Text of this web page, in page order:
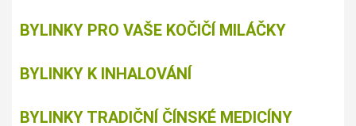
BYLINKY PRO VAŠE KOČIČÍ MILÁČKY
BYLINKY K INHALOVÁNÍ
BYLINKY TRADIČNÍ ČÍNSKÉ MEDICÍNY